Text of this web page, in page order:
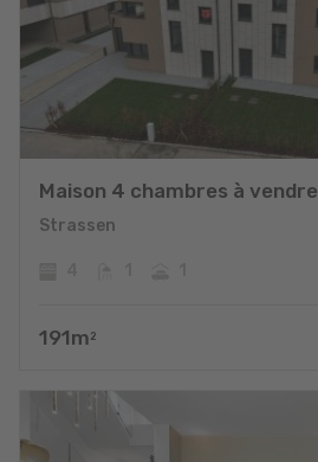
Maison 4 chambres à vendre
Strassen
191m 2